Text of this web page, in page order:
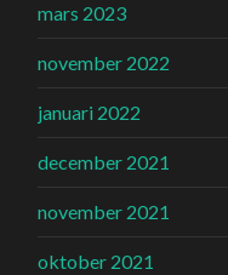
mars 2023
november 2022
januari 2022
december 2021
november 2021
oktober 2021